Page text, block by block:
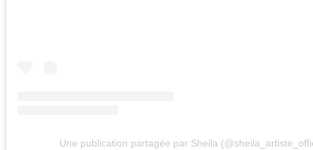
Une publication partagée par Sheila